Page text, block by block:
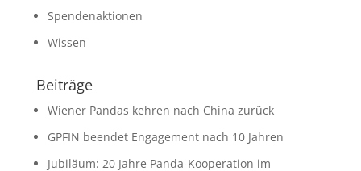
Spendenaktionen
Wissen
Beiträge
Wiener Pandas kehren nach China zurück
GPFIN beendet Engagement nach 10 Jahren
Jubiläum: 20 Jahre Panda-Kooperation im